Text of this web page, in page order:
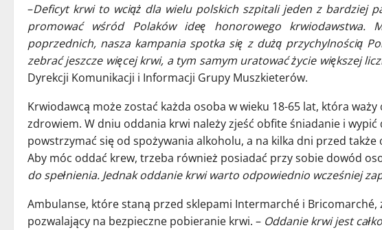
–Deficyt krwi to wciąż dla wielu polskich szpitali jeden z bardziej
promować wśród Polaków ideę honorowego
poprzednich, nasza kampania spotka się z dużą przychylnością
zebrać jeszcze więcej krwi, a tym samym uratować życie większej
Dyrekcji Komunikacji i Informacji Grupy Muszkieterów.
Krwiodawcą może zostać każda osoba w wieku 18-65 lat, która
zdrowiem. W dniu oddania krwi należy zjeść obfite śniadanie i
powstrzymać się od spożywania alkoholu, a na kilka dni przed
Aby móc oddać krew, trzeba również posiadać przy sobie dowód
do spełnienia. Jednak oddanie krwi warto odpowiednio wcześniej
Ambulanse, które staną przed sklepami Intermarché i
pozwalający na bezpieczne pobieranie krwi. – Oddanie krwi jest